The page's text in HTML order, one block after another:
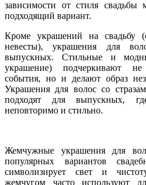
зависимости от стиля свадьбы
подходящий вариант.
Кроме украшений на свадьбу
невесты), украшения для
выпускных. Стильные и
украшение) подчеркивают не
события, но и делают образ
Украшения для волос со
подходят для выпускных,
неповторимо и стильно.
Жемчужные украшения для
популярных вариантов
символизирует свет и
жемчугом часто используют